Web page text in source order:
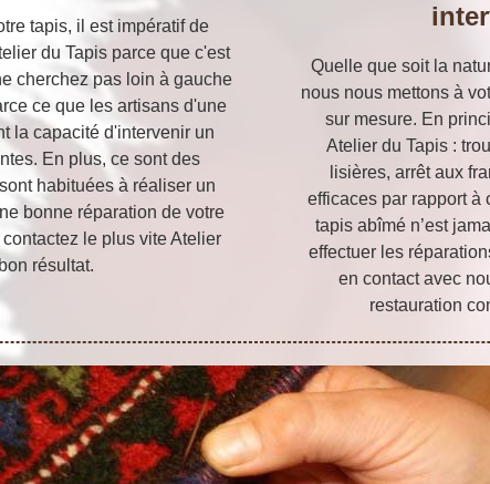
tapis, il est impératif de
du Tapis parce que c'est
cherchez pas loin à gauche
ce que les artisans d'une
la capacité d'intervenir un
En plus, ce sont des
habituées à réaliser un
bonne réparation de votre
le plus vite Atelier
résultat.
Quelle que soit la
nous nous mettons à
sur mesure. En
Atelier du Tapis :
lisières, arrêt aux
efficaces par rapport à
tapis abîmé n’est
effectuer les
en contact avec
restauration